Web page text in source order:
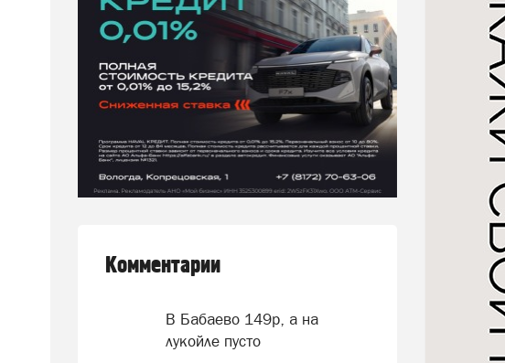
Комментарии
В Бабаево 149р, а на
лукойле пусто